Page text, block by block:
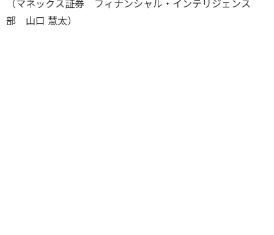
（マネックス証券 フィナンシャル・インテリジェンス
部 山口 慧太）